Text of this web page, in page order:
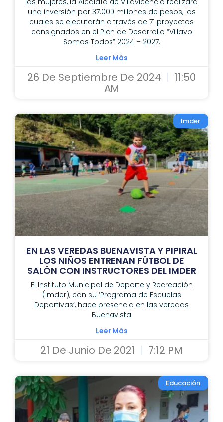
las mujeres, la Alcaldía de Villavicencio realizará
una inversión por 37.000 millones de pesos, los
cuales se ejecutarán a través de 71 proyectos
consignados en el Plan de Desarrollo “Villavo
Somos Todos” 2024 – 2027.
Leer Más
26 De Septiembre De 2024 11:50
AM
Imder
EN LAS VEREDAS BUENAVISTA Y PIPIRAL
LOS NIÑOS ENTRENAN FÚTBOL DE
SALÓN CON INSTRUCTORES DEL IMDER
El Instituto Municipal de Deporte y Recreación
(Imder), con su ‘Programa de Escuelas
Deportivas’, hace presencia en las veredas
Buenavista
Leer Más
21 De Junio De 2021 7:12 PM
Educación